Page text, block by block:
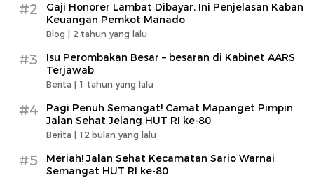
#2
Gaji Honorer Lambat Dibayar, Ini Penjelasan Kaban
Keuangan Pemkot Manado
Blog | 2 tahun yang lalu
#3
Isu Perombakan Besar – besaran di Kabinet AARS
Terjawab
Berita | 1 tahun yang lalu
#4
Pagi Penuh Semangat! Camat Mapanget Pimpin
Jalan Sehat Jelang HUT RI ke-80
Berita | 12 bulan yang lalu
#5
Meriah! Jalan Sehat Kecamatan Sario Warnai
Semangat HUT RI ke-80